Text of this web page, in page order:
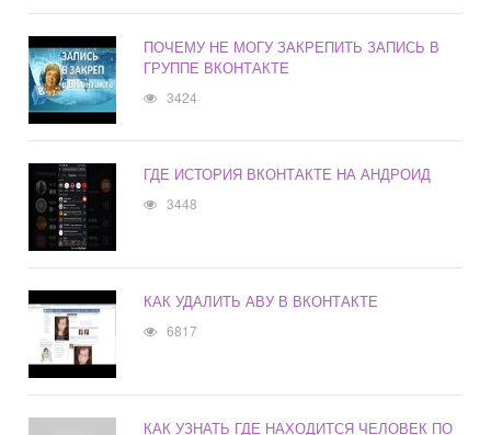
ПОЧЕМУ НЕ МОГУ ЗАКРЕПИТЬ ЗАПИСЬ В
ГРУППЕ ВКОНТАКТЕ
3424
ГДЕ ИСТОРИЯ ВКОНТАКТЕ НА АНДРОИД
3448
КАК УДАЛИТЬ АВУ В ВКОНТАКТЕ
6817
КАК УЗНАТЬ ГДЕ НАХОДИТСЯ ЧЕЛОВЕК ПО